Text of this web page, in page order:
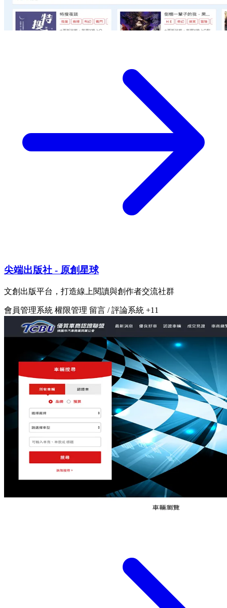
尖端出版社 - 原創星球
文創出版平台，打造線上閱讀與創作者交流社群
會員管理系統 權限管理 留言 / 評論系統 +11